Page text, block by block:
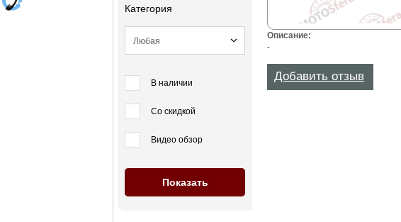
Категория
В наличии
Со скидкой
Видео обзор
Описание:
-
Добавить отзыв